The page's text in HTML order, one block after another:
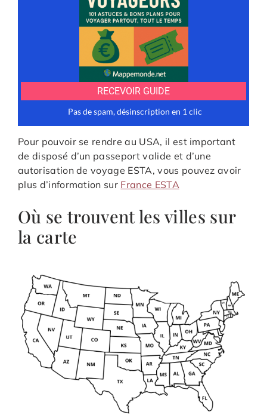
Pour pouvoir se rendre au USA, il est important
de disposé d’un passeport valide et d’une
autorisation de voyage ESTA, vous pouvez avoir
plus d’information sur France ESTA
Où se trouvent les villes sur
la carte